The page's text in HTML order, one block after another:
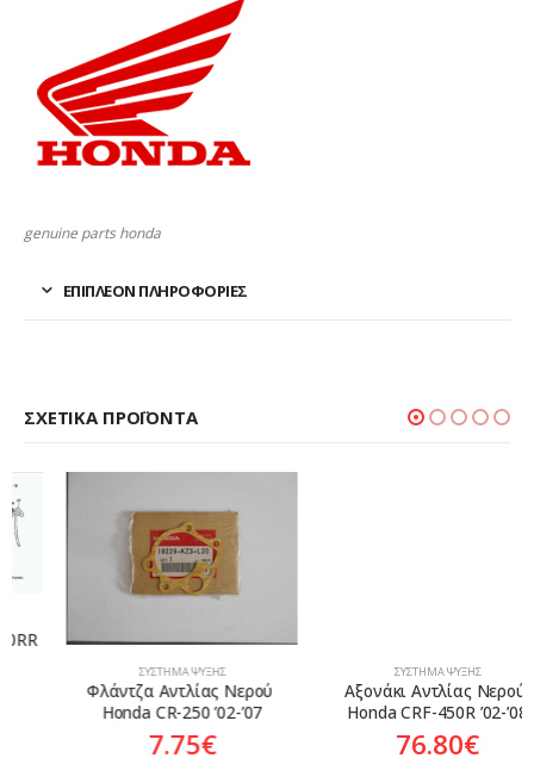
genuine parts honda
ΕΠΙΠΛΈΟΝ ΠΛΗΡΟΦΟΡΊΕΣ
ΣΧΕΤΙΚΆ ΠΡΟΪΌΝΤΑ
ΣΎΣΤΗΜΑ ΨΎΞΗΣ
Φλάντζα Αντλίας Νερού
Honda CR-250 ’02-’07
7.75€
ΣΎΣΤΗΜΑ ΨΎΞΗΣ
Αξονάκι Αντλίας Νερού
Honda CRF-450R ’02-’08
76.80€